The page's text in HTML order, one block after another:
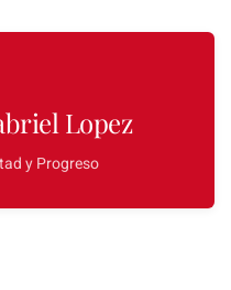
Lopez
y Progreso